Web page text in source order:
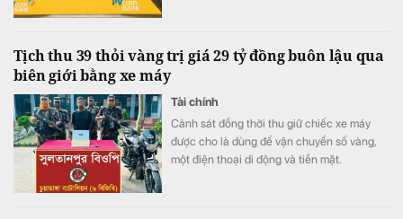
có khả năng mất vốn (nợ nhóm 5) tiếp tục
tăng gần 20%, lên sát 3.900 tỷ đồng.
Tịch thu 39 thỏi vàng trị giá 29 tỷ đồng buôn lậu qua
biên giới bằng xe máy
Tài chính
Cảnh sát đồng thời thu giữ chiếc xe máy
được cho là dùng để vận chuyển số vàng,
một điện thoại di động và tiền mặt.